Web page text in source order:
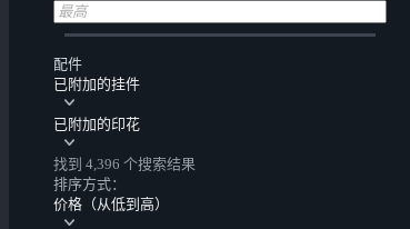
配件
已附加的挂件
已附加的印花
找到 4,396 个搜索结果
排序方式：
价格（从低到高）